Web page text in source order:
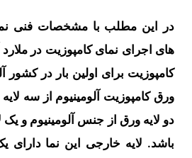
در این مطلب با مشخصات فنی
های اجرای نمای کامپوزیت در
کامپوزیت برای اولین بار در کشور
ورق کامپوزیت آلومینیوم از سه
دو لایه ورق از جنس آلومینیوم و یک